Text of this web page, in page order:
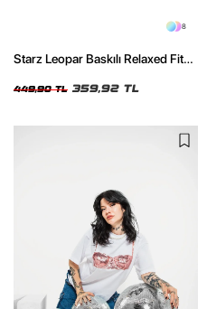
8
Starz Leopar Baskılı Relaxed Fit
449,90 TL 359,92 TL